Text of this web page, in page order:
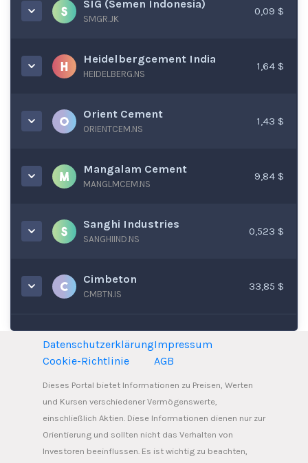
SIG (Semen Indonesia)
SMGR.JK
0,09 $
Heidelbergcement India
HEIDELBERG.NS
1,64 $
Orient Cement
ORIENTCEM.NS
1,43 $
Mangalam Cement
MANGLMCEM.NS
9,84 $
Sanghi Industries
SANGHIIND.NS
0,523 $
Cimbeton
CMBTN.IS
33,85 $
Datenschutzerklärung
Cookie-Richtlinie
Impressum
AGB
Dieses Portal bietet Informationen zu Preisen, Werten
und Kursen verschiedener Vermögenswerte,
einschließlich Aktien. Diese Informationen dienen nur zur
Orientierung und sollten nicht das Verhalten von
Investoren beeinflussen. Es ist wichtig zu beachten,